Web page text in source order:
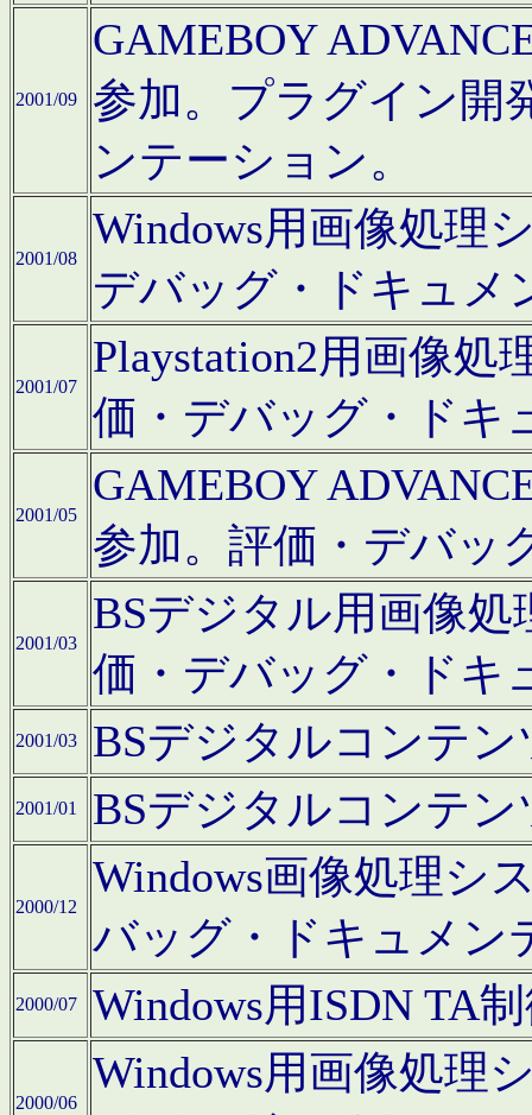
2001/09
GAMEBOY
参加。プラグイン開
ンテーション。
2001/08
Windows用画像処理
デバッグ・ドキュメ
2001/07
Playstation2用画像
価・デバッグ・ドキ
2001/05
GAMEBOY
参加。評価・デバッ
2001/03
BSデジタル用画像
価・デバッグ・ドキ
2001/03 BSデジタルコンテ
2001/01 BSデジタルコンテ
2000/12
Windows画像処理シ
バッグ・ドキュメン
2000/07 Windows用ISDN TA
2000/06
Windows用画像処理